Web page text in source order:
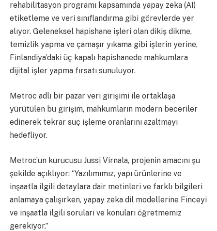
rehabilitasyon programı kapsamında yapay zeka (AI)
etiketleme ve veri sınıflandırma gibi görevlerde yer
alıyor. Geleneksel hapishane işleri olan dikiş dikme,
temizlik yapma ve çamaşır yıkama gibi işlerin yerine,
Finlandiya’daki üç kapalı hapishanede mahkumlara
dijital işler yapma fırsatı sunuluyor.
Metroc adlı bir pazar veri girişimi ile ortaklaşa
yürütülen bu girişim, mahkumların modern beceriler
edinerek tekrar suç işleme oranlarını azaltmayı
hedefliyor.
Metroc’un kurucusu Jussi Virnala, projenin amacını şu
şekilde açıklıyor: “Yazılımımız, yapı ürünlerine ve
inşaatla ilgili detaylara dair metinleri ve farklı bilgileri
anlamaya çalışırken, yapay zeka dil modellerine Finceyi
ve inşaatla ilgili soruları ve konuları öğretmemiz
gerekiyor.”